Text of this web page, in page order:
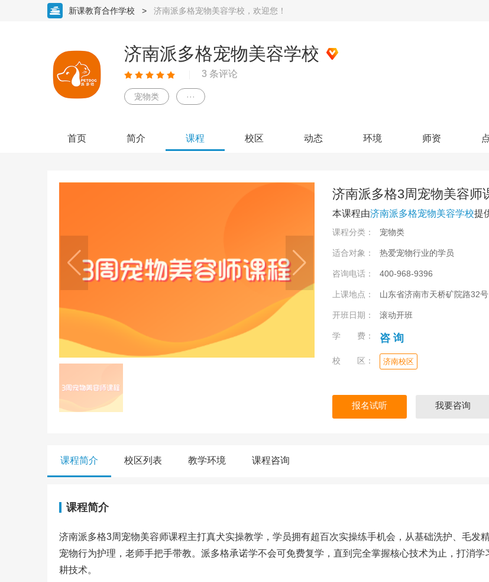
新课教育合作学校 > 济南派多格宠物美容学校，欢迎您！
济南派多格宠物美容学校
3 条评论
宠物类 ···
首页 简介 课程 校区 动态 环境 师资
济南派多格3周宠物美容师
本课程由济南派多格宠物美容学校提
课程分类： 宠物类
适合对象： 热爱宠物行业的学员
咨询电话： 400-968-9396
上课地点： 山东省济南市天桥矿院路32号
开班日期： 滚动开班
学 费： 咨 询
校 区： 济南校区
报名试听 我要咨询
课程简介 校区列表 教学环境 课程咨询
课程简介
济南派多格3周宠物美容师课程主打真犬实操教学，学员拥有超百次实操练手机会，从基础洗护、毛发精
宠物行为护理，老师手把手带教。派多格承诺学不会可免费复学，直到完全掌握核心技术为止，打消学
耕技术。